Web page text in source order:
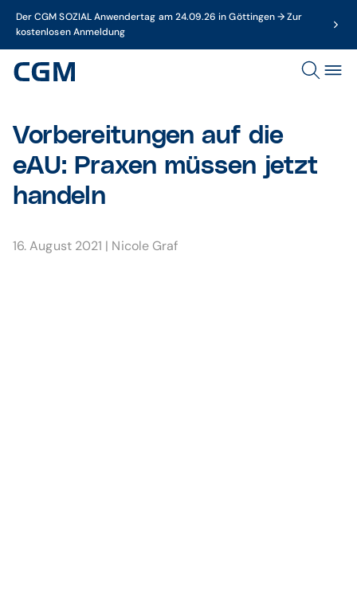
Der CGM SOZIAL Anwendertag am 24.09.26 in Göttingen → Zur
kostenlosen Anmeldung
Vorbereitungen auf die
eAU: Praxen müssen jetzt
handeln
16. August 2021 | Nicole Graf